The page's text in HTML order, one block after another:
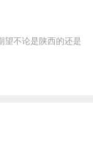
望不论是陕西的还是